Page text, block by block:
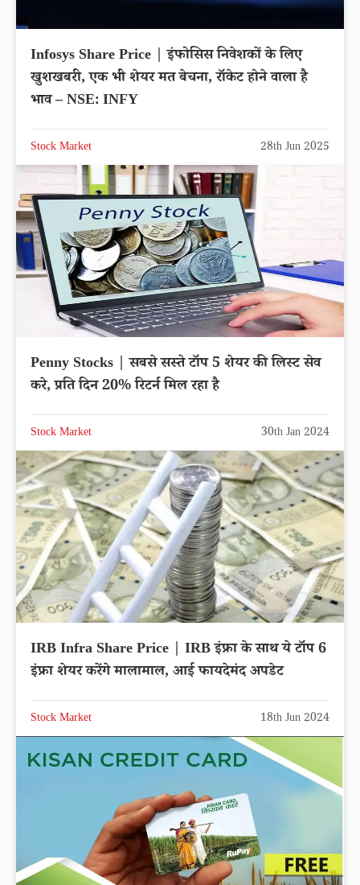
Infosys Share Price | इंफोसिस निवेशकों के लिए
खुशखबरी, एक भी शेयर मत बेचना, रॉकेट होने वाला है
भाव – NSE: INFY
Stock Market 28th Jun 2025
Penny Stocks | सबसे सस्ते टॉप 5 शेयर की लिस्ट सेव
करे, प्रति दिन 20% रिटर्न मिल रहा है
Stock Market 30th Jan 2024
IRB Infra Share Price | IRB इंफ्रा के साथ ये टॉप 6
इंफ्रा शेयर करेंगे मालामाल, आई फायदेमंद अपडेट
Stock Market 18th Jun 2024